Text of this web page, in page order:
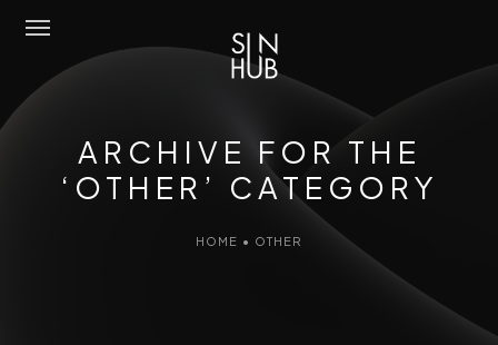
Chi SiamoARCHIVE FOR THE
‘OTHER’ CATEGORY
HOME • OTHER